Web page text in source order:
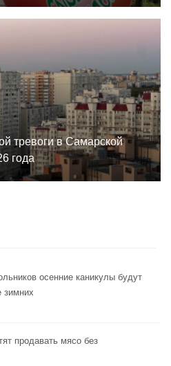
тревоги в Самарской
года
осенние каникулы будут
зимних
продавать мясо без